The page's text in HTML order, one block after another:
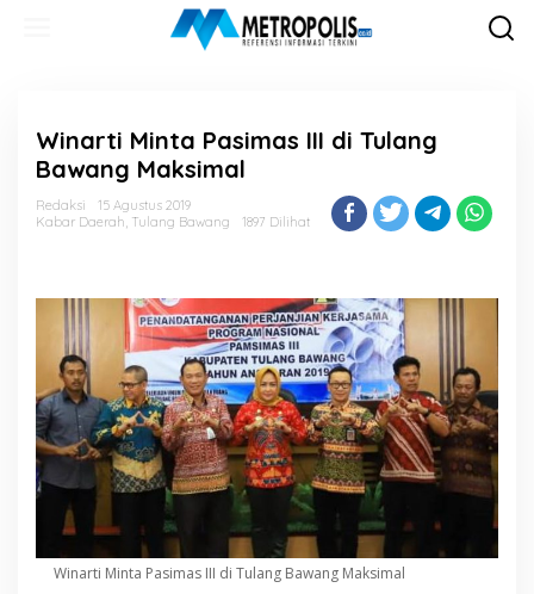
Winarti Minta Pasimas III di Tulang
Bawang Maksimal
Redaksi
15 Agustus 2019
Kabar Daerah, Tulang Bawang 1897 Dilihat
Winarti Minta Pasimas III di Tulang Bawang Maksimal